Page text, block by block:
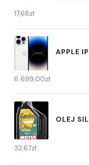
17,68zł
APPLE
6 699,00zł
OLEJ
32,67zł